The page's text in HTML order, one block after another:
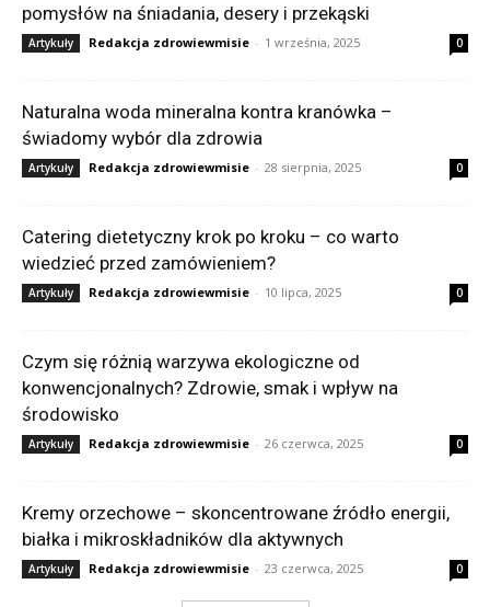
pomysłów na śniadania, desery i przekąski
Artykuły Redakcja zdrowiewmisie - 1 września, 2025 0
Naturalna woda mineralna kontra kranówka –
świadomy wybór dla zdrowia
Artykuły Redakcja zdrowiewmisie - 28 sierpnia, 2025 0
Catering dietetyczny krok po kroku – co warto
wiedzieć przed zamówieniem?
Artykuły Redakcja zdrowiewmisie - 10 lipca, 2025 0
Czym się różnią warzywa ekologiczne od
konwencjonalnych? Zdrowie, smak i wpływ na
środowisko
Artykuły Redakcja zdrowiewmisie - 26 czerwca, 2025 0
Kremy orzechowe – skoncentrowane źródło energii,
białka i mikroskładników dla aktywnych
Artykuły Redakcja zdrowiewmisie - 23 czerwca, 2025 0